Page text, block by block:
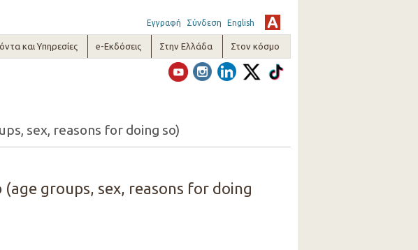
Εγγραφή Σύνδεση English
και Υπηρεσίες e-Εκδόσεις Στην Ελλάδα Στον κόσμο
sex, reasons for doing so)
groups, sex, reasons for doing